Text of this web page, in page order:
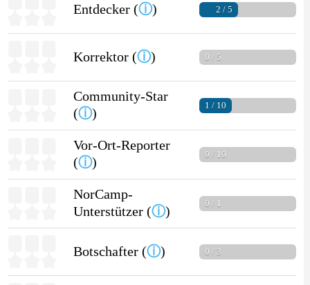
Entdecker (ⓘ) 2 / 5
Korrektor (ⓘ) 0 / 5
Community-Star
(ⓘ)
1 / 10
Vor-Ort-Reporter
(ⓘ)
0 / 10
NorCamp-
Unterstützer (ⓘ)
0 / 1
Botschafter (ⓘ) 0 / 3